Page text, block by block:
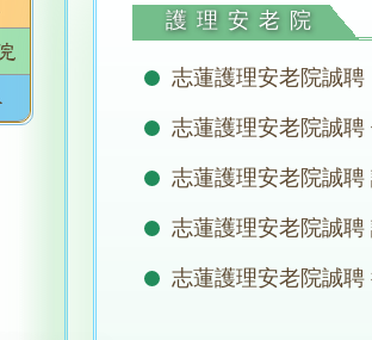
護理安老院
志蓮護理安老院誠
志蓮護理安老院誠聘
志蓮護理安老院誠聘
志蓮護理安老院誠聘
志蓮護理安老院誠聘